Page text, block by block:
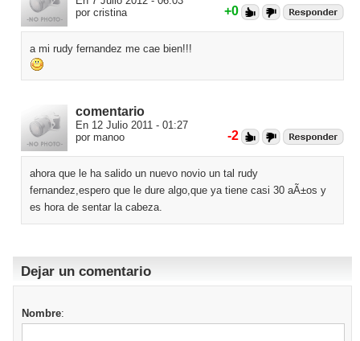
por cristina
+0
a mi rudy fernandez me cae bien!!!
comentario
En 12 Julio 2011 - 01:27
por manoo
-2
ahora que le ha salido un nuevo novio un tal rudy
fernandez,espero que le dure algo,que ya tiene casi 30 aÃ±os y
es hora de sentar la cabeza.
Dejar un comentario
Nombre: